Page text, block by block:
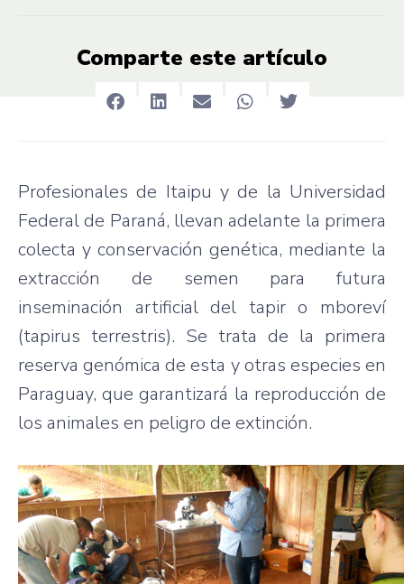
Comparte este artículo
Profesionales de Itaipu y de la Universidad
Federal de Paraná, llevan adelante la primera
colecta y conservación genética, mediante la
extracción de semen para futura
inseminación artificial del tapir o mboreví
(tapirus terrestris). Se trata de la primera
reserva genómica de esta y otras especies en
Paraguay, que garantizará la reproducción de
los animales en peligro de extinción.